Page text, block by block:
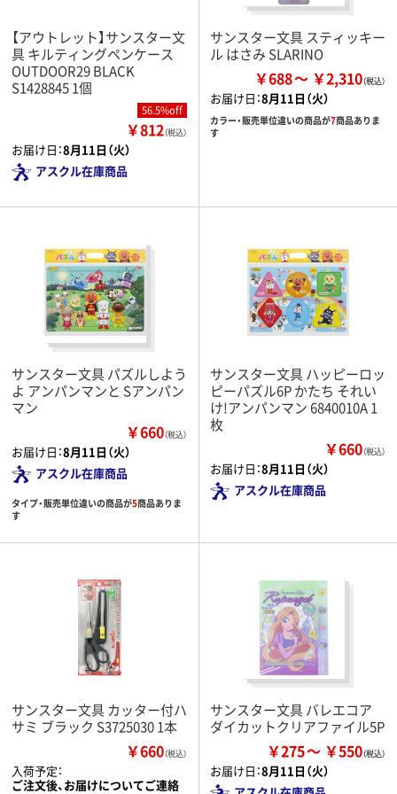
【アウトレット】サンスター文
具 キルティングペンケース
OUTDOOR29 BLACK
S1428845 1個
56.5%off
￥812（税込）
お届け日：8月11日（火）
アスクル在庫商品
サンスター文具 スティッキー
ル はさみ SLARINO
￥688 ￥2,310
お届け日：8月11日（火）
カラー・販売単位違いの商品が7商品ありま
す
サンスター文具 パズルしよう
よ アンパンマンと Sアンパン
マン
￥660（税込）
お届け日：8月11日（火）
アスクル在庫商品
タイプ・販売単位違いの商品が5商品ありま
す
サンスター文具 ハッピーロッ
ピーパズル6P かたち それい
け!アンパンマン 6840010A 1
枚
￥660（税込）
お届け日：8月11日（火）
アスクル在庫商品
サンスター文具 カッター付ハ
サミ ブラック S3725030 1本
￥660（税込）
入荷予定：
ご注文後、お届けについてご連絡
サンスター文具 バレエコア
ダイカットクリアファイル5P
￥275 ￥550
お届け日：8月11日（火）